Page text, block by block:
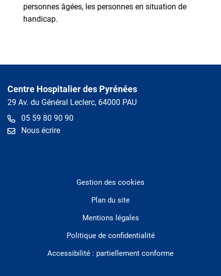
personnes âgées, les personnes en situation de
handicap.
Centre Hospitalier des Pyrénées
29 Av. du Général Leclerc, 64000 PAU
05 59 80 90 90
Nous écrire
Gestion des cookies
Plan du site
Mentions légales
Politique de confidentialité
Accessibilité : partiellement conforme